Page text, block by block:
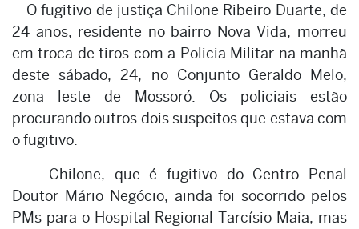
O fugitivo de justiça Chilone Ribeiro Duarte, de
24 anos, residente no bairro Nova Vida, morreu
em troca de tiros com a Policia Militar na manhã
deste sábado, 24, no Conjunto Geraldo Melo,
zona leste de Mossoró. Os policiais estão
procurando outros dois suspeitos que estava com
o fugitivo.
Chilone, que é fugitivo do Centro Penal
Doutor Mário Negócio, ainda foi socorrido pelos
PMs para o Hospital Regional Tarcísio Maia, mas